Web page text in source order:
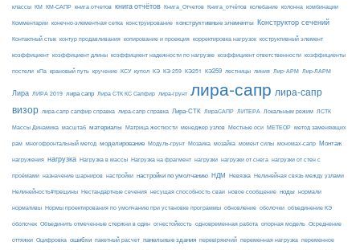
классы КМ КМ-САПР книга отчетов книга отчётов Книга_Отчетов Книга_отчётов колебание колонна комбинации
Комментарии конечно-элементная сетка конструирование конструктивные элементы Конструктор сечений
Контактный стык контур продавливания копирование и проекция корректировка нагрузок коструктивный элемент
коэффициент коэффициент длины коэффициент надежности по нагрузке коэффициент ответственности коэффициенты
постели кПа крановый путь кручение КСУ купол КЭ КЭ 259 КЭ251 КЭ259 лестницы линия Лир-АРМ Лир-ЛАРМ
Лира ЛИРА 2019 лира сапр Лира СТК КС Сапфир лира-грунт лира-сапр лира-сапр
визор лира-сапр сапфир справка лира-сапр справка Лира-СТК ЛираСАПР ЛИТЕРА Локальным режим ЛСТК
Массы Динамика масштаб материалы Матрица жесткости менеджер узлов Местные оси МЕТЕОР метод заменяющих
рам многофронтальный метод моделирование Модуль-грунт Мозаика мозайка момент силы мономах-сапр Монтаж
нагружения нагрузка Нагрузка в массы Нагрузка на фрагмент нагрузки нагрузки от снега нагрузки от стен с
проёмами назначение шарниров настройки настройки по умолчанию НДМ Невязка Нелинейная связь между узлами
Нелинейность#трещины Нестандартные сечения несущая способность сваи новое сообщение ноды нормали
нормативы Нормы проектирования по умолчанию при установке программы обновление оболочки объединение КЭ
оболочек Объединить отмеченные стержни в один огнестойкость одновременная работа опорная модель Осреднение
оттяжки Оцифровка ошибки пакетный расчет панельные здания перевіряючий переменная нагрузка переменное